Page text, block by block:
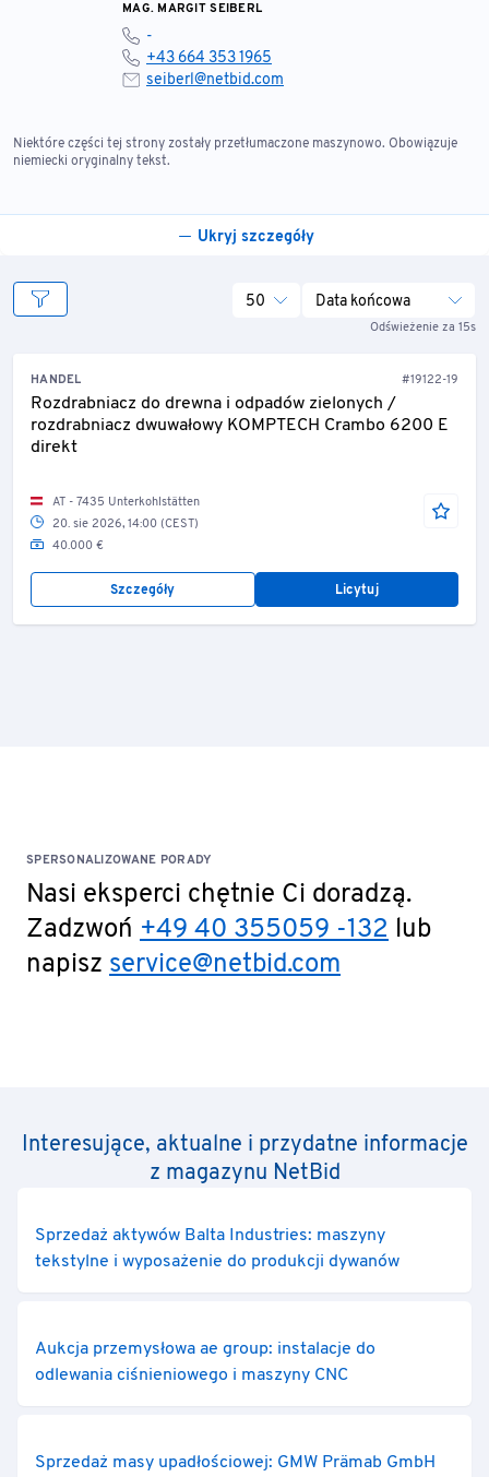
ładowarki do materiałów,LIEBHERR
MAG. MARGIT SEIBERL
-
+43 664 353 1965
seiberl@netbid.com
Niektóre części tej strony zostały przetłumaczone maszynowo. Obowiązuje
niemiecki oryginalny tekst.
Ukryj szczegóły
Odświeżenie za 15s
50 Data końcowa
HANDEL #19122-19
Rozdrabniacz do drewna i odpadów zielonych /
rozdrabniacz dwuwałowy KOMPTECH Crambo 6200 E
direkt
AT - 7435 Unterkohlstätten
20. sie 2026, 14:00 (CEST)
40.000 €
Szczegóły Licytuj
SPERSONALIZOWANE PORADY
Nasi eksperci chętnie Ci doradzą.
Zadzwoń +49 40 355059 -132 lub
napisz service@netbid.com
Interesujące, aktualne i przydatne informacje
z magazynu NetBid
Sprzedaż aktywów Balta Industries: maszyny
tekstylne i wyposażenie do produkcji dywanów
Aukcja przemysłowa ae group: instalacje do
odlewania ciśnieniowego i maszyny CNC
Sprzedaż masy upadłościowej: GMW Prämab GmbH